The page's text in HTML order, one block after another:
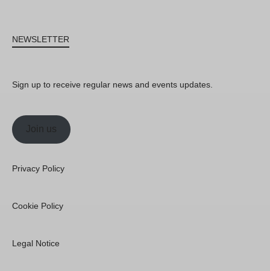
NEWSLETTER
Sign up to receive regular news and events updates.
Join us
Privacy Policy
Cookie Policy
Legal Notice